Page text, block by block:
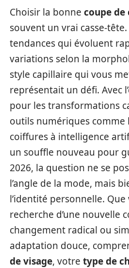
Choisir la bonne coupe de
souvent un vrai casse-
tendances qui évoluent
variations selon la
style capillaire qui vous
représentait un défi. Avec
pour les transformations
outils numériques comme
coiffures à intelligence
un souffle nouveau pour
2026, la question ne se
l’angle de la mode, mais
l’identité personnelle. Que
recherche d’une nouvelle
changement radical ou
adaptation douce,
de visage, votre type de